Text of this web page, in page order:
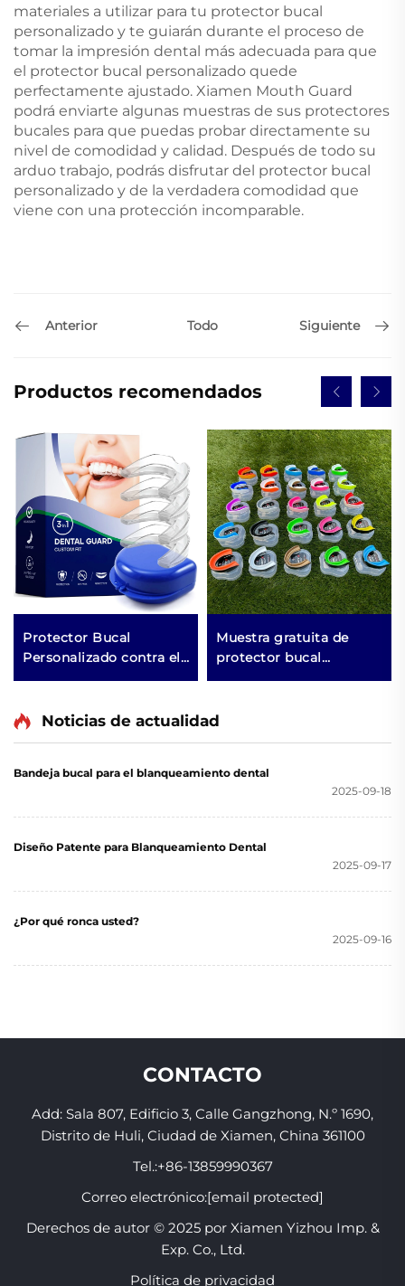
materiales a utilizar para tu protector bucal
personalizado y te guiarán durante el proceso de
tomar la impresión dental más adecuada para que
el protector bucal personalizado quede
perfectamente ajustado. Xiamen Mouth Guard
podrá enviarte algunas muestras de sus protectores
bucales para que puedas probar directamente su
nivel de comodidad y calidad. Después de todo su
arduo trabajo, podrás disfrutar del protector bucal
personalizado y de la verdadera comodidad que
viene con una protección incomparable.
Anterior Todo Siguiente
Productos recomendados
Protector Bucal
Personalizado contra el
Bruxismo y Apriete
Noche Producto para
Muestra gratuita de
protector bucal
deportivo moldeable,
protector dental para
Noticias de actualidad
Bandeja bucal para el blanqueamiento dental
2025-09-18
Diseño Patente para Blanqueamiento Dental
2025-09-17
¿Por qué ronca usted?
2025-09-16
CONTACTO
Add: Sala 807, Edificio 3, Calle Gangzhong, N.º 1690,
Distrito de Huli, Ciudad de Xiamen, China 361100
Tel.:+86-13859990367
Correo electrónico:[email protected]
Derechos de autor © 2025 por Xiamen Yizhou Imp. &
Exp. Co., Ltd.
Política de privacidad